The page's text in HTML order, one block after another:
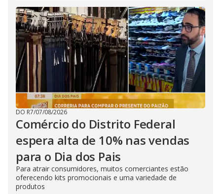
DO R7/07/08/2026
Comércio do Distrito Federal
espera alta de 10% nas vendas
para o Dia dos Pais
Para atrair consumidores, muitos comerciantes estão
oferecendo kits promocionais e uma variedade de
produtos